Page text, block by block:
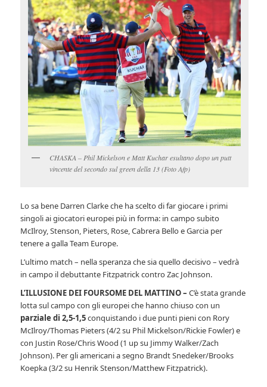
CHASKA – Phil Mickelson e Matt Kuchar esultano dopo un putt
vincente del secondo sul green della 13 (Foto Afp)
Lo sa bene Darren Clarke che ha scelto di far giocare i primi
singoli ai giocatori europei più in forma: in campo subito
McIlroy, Stenson, Pieters, Rose, Cabrera Bello e Garcia per
tenere a galla Team Europe.
L’ultimo match – nella speranza che sia quello decisivo – vedrà
in campo il debuttante Fitzpatrick contro Zac Johnson.
L’ILLUSIONE DEI FOURSOME DEL MATTINO –C’è stata grande
lotta sul campo con gli europei che hanno chiuso con un
parziale di 2,5-1,5conquistando i due punti pieni con Rory
McIlroy/Thomas Pieters (4/2 su Phil Mickelson/Rickie Fowler) e
con Justin Rose/Chris Wood (1 up su Jimmy Walker/Zach
Johnson). Per gli americani a segno Brandt Snedeker/Brooks
Koepka (3/2 su Henrik Stenson/Matthew Fitzpatrick).